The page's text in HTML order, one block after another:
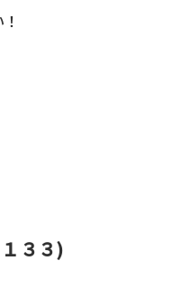
ム・その他
くみ
典
ビスについて
３３)